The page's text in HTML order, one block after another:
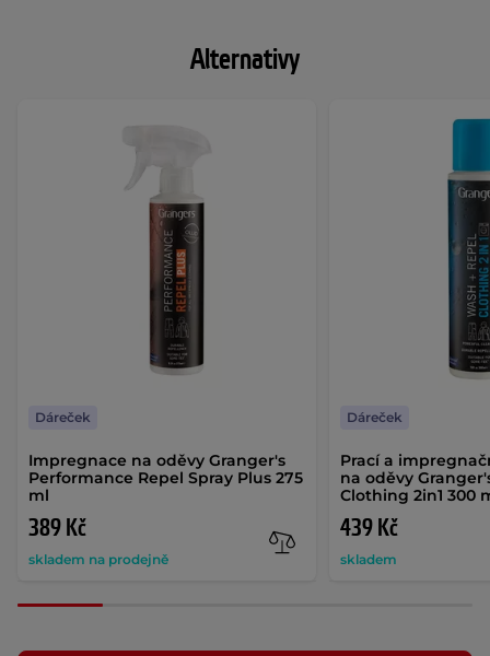
Alternativy
Impregnace na oděvy Granger's
Performance Repel Spray Plus 275
ml
389 Kč
skladem na prodejně
Dáreček
Prací a
na oděvy
Clothing 2in1 300
439 Kč
skladem
Dáreček